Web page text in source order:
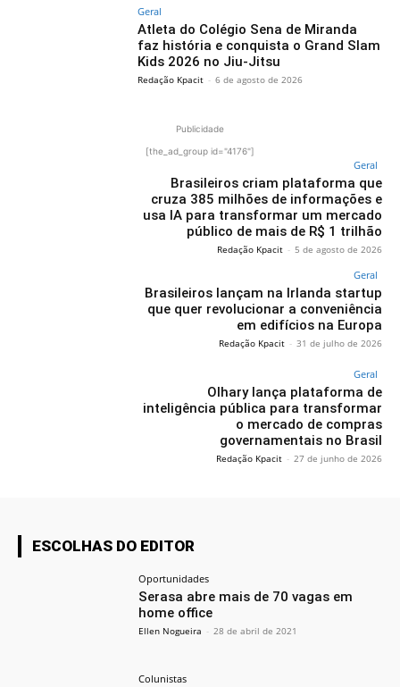
Geral
Atleta do Colégio Sena de Miranda
faz história e conquista o Grand Slam
Kids 2026 no Jiu-Jitsu
Redação Kpacit - 6 de agosto de 2026
Publicidade
[the_ad_group id="4176"]
Geral
Brasileiros criam plataforma que
cruza 385 milhões de informações e
usa IA para transformar um mercado
público de mais de R$ 1 trilhão
Redação Kpacit - 5 de agosto de 2026
Geral
Brasileiros lançam na Irlanda startup
que quer revolucionar a conveniência
em edifícios na Europa
Redação Kpacit - 31 de julho de 2026
Geral
Olhary lança plataforma de
inteligência pública para transformar
o mercado de compras
governamentais no Brasil
Redação Kpacit - 27 de junho de 2026
ESCOLHAS DO EDITOR
Oportunidades
Serasa abre mais de 70 vagas em
home office
Ellen Nogueira - 28 de abril de 2021
Colunistas